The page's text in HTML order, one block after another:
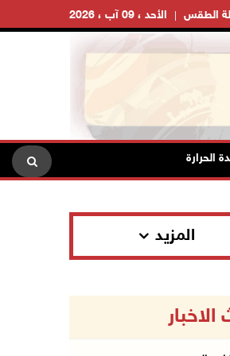
الأحد ، 09 آب ، 2026 الطقس
تؤثر على البلاد بدءا من اليوم
المزيد